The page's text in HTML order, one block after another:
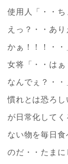
使用人「・・ち
えっ？・・あ
かぁ！！！・・
女将「・・はぁ
なんでぇ？・・
慣れとは恐ろ
が日常化して
ない物を毎日
のだ・・たま